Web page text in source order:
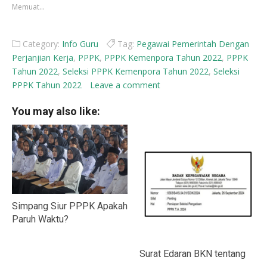
baru)
Memuat...
Category: Info Guru Tag: Pegawai Pemerintah Dengan
Perjanjian Kerja, PPPK, PPPK Kemenpora Tahun 2022, PPPK
Tahun 2022, Seleksi PPPK Kemenpora Tahun 2022, Seleksi
PPPK Tahun 2022
Leave a comment
You may also like:
Simpang Siur PPPK Apakah
Paruh Waktu?
Surat Edaran BKN tentang